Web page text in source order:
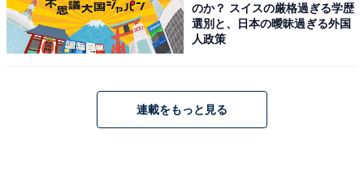
不死鳥 美空ひばり in TOKYO DOME <完全盤> 翔ぶ!! 新
しき空に向かって [DVD]
のか？ スイスの厳格過ぎる学歴
選別と、日本の曖昧過ぎる外国
人政策
連載をもっと見る